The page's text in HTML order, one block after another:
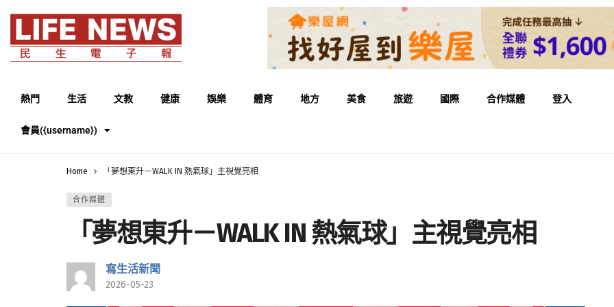
熱門 生活 文教 健康 娛樂 體育 地方 美食 旅遊 國際 合作媒體 登入
會員({username})
Home 「夢想東升－WALK IN 熱氣球」主視覺亮相
合作媒體
「夢想東升－WALK IN 熱氣球」主視覺亮相
寫生活新聞
2026-05-23